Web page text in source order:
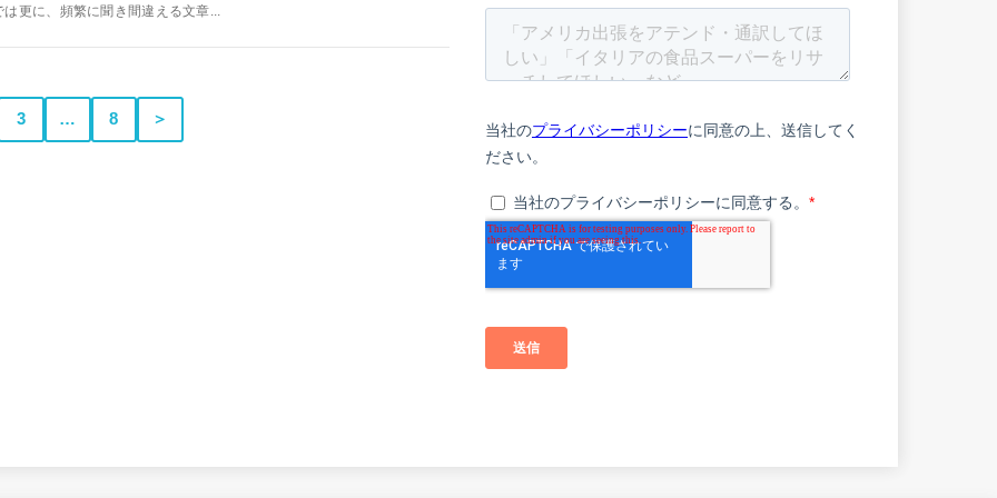
は更に、頻繁に聞き間違える文章...
3 … 8 ＞